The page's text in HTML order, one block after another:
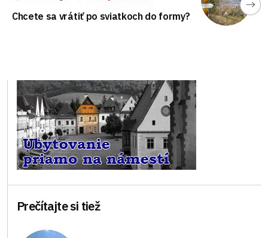
Chcete sa vrátiť po sviatkoch do formy?
Prečítajte si tiež